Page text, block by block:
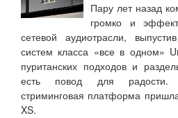
Пару лет назад
громко и
сетевой аудиотрасли,
систем класса «все в одном»
пуританских подходов и
есть повод для радости.
стриминговая платформа
XS.